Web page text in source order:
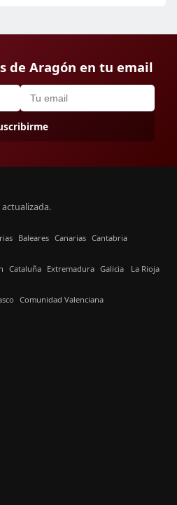
de Aragón en tu email
Baleares Canarias Cantabria
Cataluña Extremadura Galicia La Rioja
Comunidad Valenciana